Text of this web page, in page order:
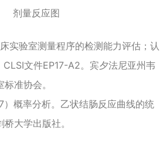
实验室测量程序的检测能力评估；认
CLSI文件EP17-A2。宾夕法尼亚州韦
准协会。
概率分析。乙状结肠反应曲线的统
大学出版社。